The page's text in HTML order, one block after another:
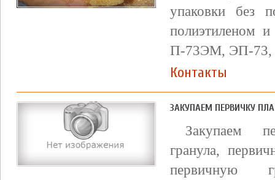
упаковки без
полиэтиленом
П-73ЭМ, ЭП-
Контакты
ЗАКУПАЕМ ПЕРВИЧКУ
Закупаем
гранула,
первичную